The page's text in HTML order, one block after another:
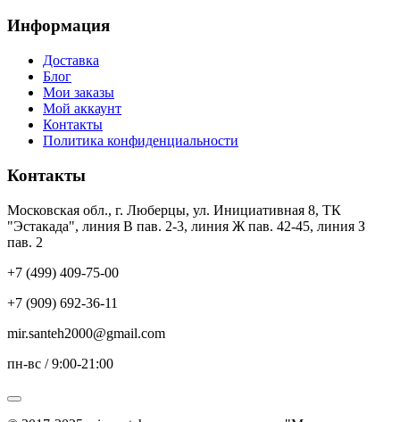
Информация
Доставка
Блог
Мои заказы
Мой аккаунт
Контакты
Политика конфиденциальности
Контакты
Московская обл., г. Люберцы, ул. Инициативная 8, ТК
"Эстакада", линия В пав. 2-3, линия Ж пав. 42-45, линия З
пав. 2
+7 (499) 409-75-00
+7 (909) 692-36-11
mir.santeh2000@gmail.com
пн-вс / 9:00-21:00